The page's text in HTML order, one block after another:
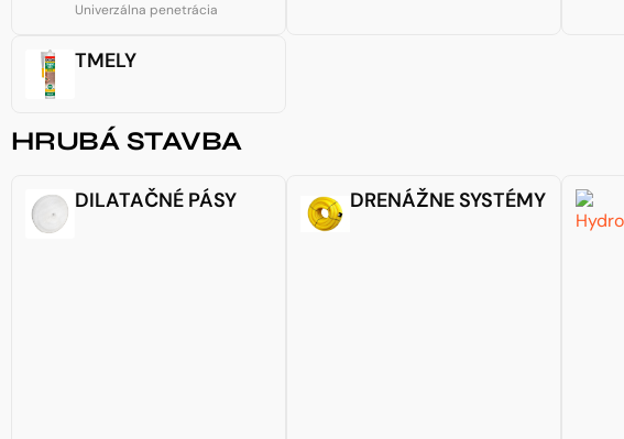
Univerzálna penetrácia
TMELY
HRUBÁ STAVBA
DILATAČNÉ PÁSY DRENÁŽNE SYSTÉMY